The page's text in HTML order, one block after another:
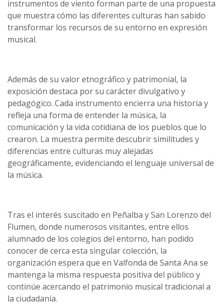
instrumentos de viento forman parte de una propuesta
que muestra cómo las diferentes culturas han sabido
transformar los recursos de su entorno en expresión
musical.
Además de su valor etnográfico y patrimonial, la
exposición destaca por su carácter divulgativo y
pedagógico. Cada instrumento encierra una historia y
refleja una forma de entender la música, la
comunicación y la vida cotidiana de los pueblos que lo
crearon. La muestra permite descubrir similitudes y
diferencias entre culturas muy alejadas
geográficamente, evidenciando el lenguaje universal de
la música.
Tras el interés suscitado en Peñalba y San Lorenzo del
Flumen, donde numerosos visitantes, entre ellos
alumnado de los colegios del entorno, han podido
conocer de cerca esta singular colección, la
organización espera que en Valfonda de Santa Ana se
mantenga la misma respuesta positiva del público y
continúe acercando el patrimonio musical tradicional a
la ciudadanía.